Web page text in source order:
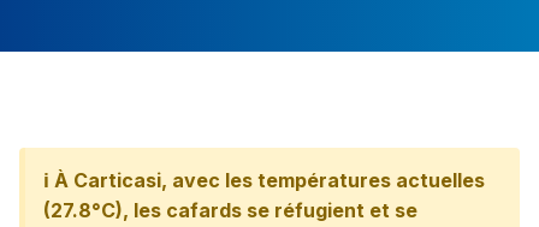
ℹ️ À Carticasi, avec les températures actuelles
(27.8°C), les cafards se réfugient et se